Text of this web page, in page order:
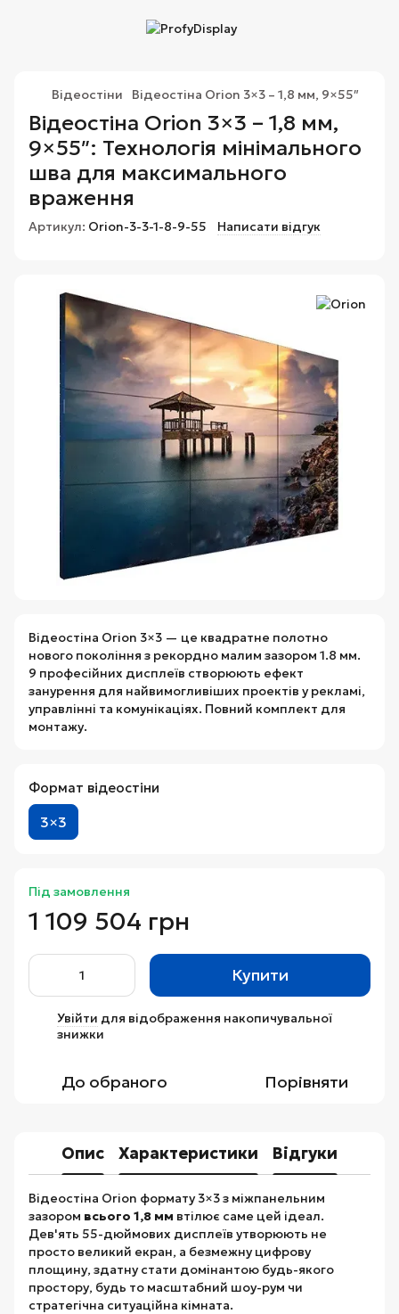
Відеостіни Відеостіна Orion 3×3 – 1,8 мм, 9×55″
Відеостіна Orion 3×3 – 1,8 мм,
9×55″: Технологія мінімального
шва для максимального
враження
Артикул: Orion-3-3-1-8-9-55 Написати відгук
Відеостіна Orion 3×3 — це квадратне полотно
нового покоління з рекордно малим зазором 1.8 мм.
9 професійних дисплеїв створюють ефект
занурення для найвимогливіших проектів у рекламі,
управлінні та комунікаціях. Повний комплект для
монтажу.
Формат відеостіни
3×3
Під замовлення
1 109 504 грн
Купити
Увійти для відображення накопичувальної
знижки
До обраного Порівняти
Опис Характеристики Відгуки
Відеостіна Orion формату 3×3 з міжпанельним
зазором всього 1,8 мм втілює саме цей ідеал.
Дев'ять 55-дюймових дисплеїв утворюють не
просто великий екран, а безмежну цифрову
площину, здатну стати домінантою будь-якого
простору, будь то масштабний шоу-рум чи
стратегічна ситуаційна кімната.